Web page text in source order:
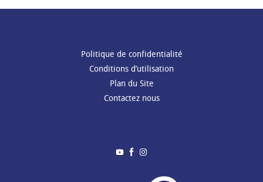
Politique de confidentialité
Conditions d’utilisation
Plan du Site
Contactez nous